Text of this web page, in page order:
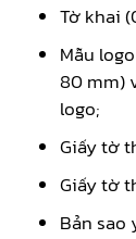
Tờ khai
Mẫu
80 mm)
logo;
Giấy tờ
Giấy tờ
Bản